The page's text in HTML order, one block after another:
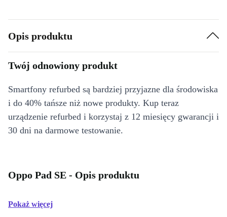
Opis produktu
Twój odnowiony produkt
Smartfony refurbed są bardziej przyjazne dla środowiska
i do 40% tańsze niż nowe produkty. Kup teraz
urządzenie refurbed i korzystaj z 12 miesięcy gwarancji i
30 dni na darmowe testowanie.
Oppo Pad SE - Opis produktu
Pokaż więcej